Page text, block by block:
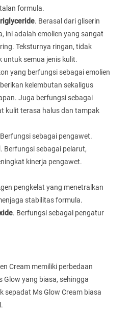
formula.
. Berasal dari gliserin
ini adalah emolien yang sangat
Teksturnya ringan, tidak
untuk semua jenis kulit.
yang berfungsi sebagai emolien
kelembutan sekaligus
Juga berfungsi sebagai
kulit terasa halus dan tampak
sebagai pengawet.
. Berfungsi sebagai pelarut,
kinerja pengawet.
pengkelat yang menetralkan
stabilitas formula.
. Berfungsi sebagai pengatur
Cream memiliki perbedaan
Glow yang biasa, sehingga
sepadat Ms Glow Cream biasa